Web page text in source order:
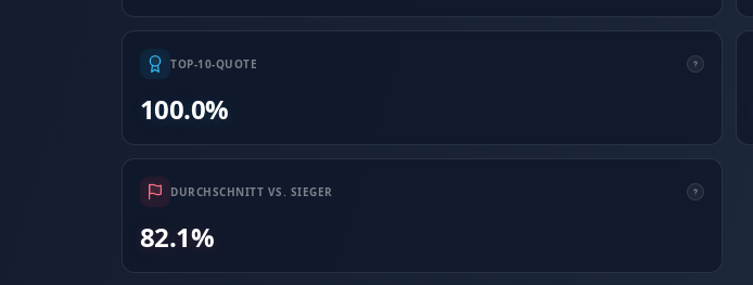
TOP-10-QUOTE
100.0%
DURCHSCHNITT VS. SIEGER
82.1%